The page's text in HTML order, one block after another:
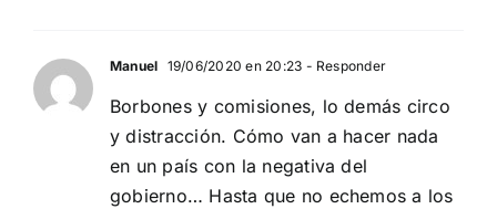
Manuel 19/06/2020 en 20:23 - Responder
Borbones y comisiones, lo demás circo
y distracción. Cómo van a hacer nada
en un país con la negativa del
gobierno… Hasta que no echemos a los